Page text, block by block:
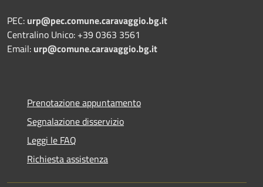
PEC: urp@pec.comune.caravaggio.bg.it
Centralino Unico: +39 0363 3561
Email: urp@comune.caravaggio.bg.it
Prenotazione appuntamento
Segnalazione disservizio
Leggi le FAQ
Richiesta assistenza